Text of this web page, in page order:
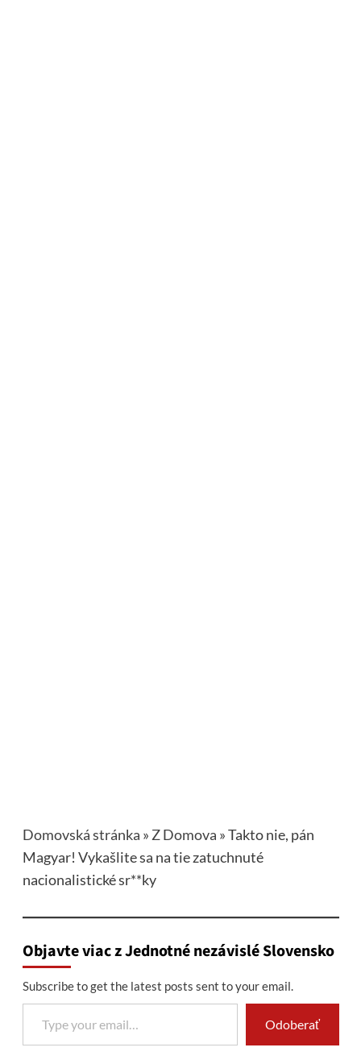
Domovská stránka » Z Domova »Takto nie, pán
Magyar! Vykašlite sa na tie zatuchnuté
nacionalistické sr**ky
Objavte viac z Jednotné nezávislé Slovensko
Subscribe to get the latest posts sent to your email.
Type your email…
Odoberať